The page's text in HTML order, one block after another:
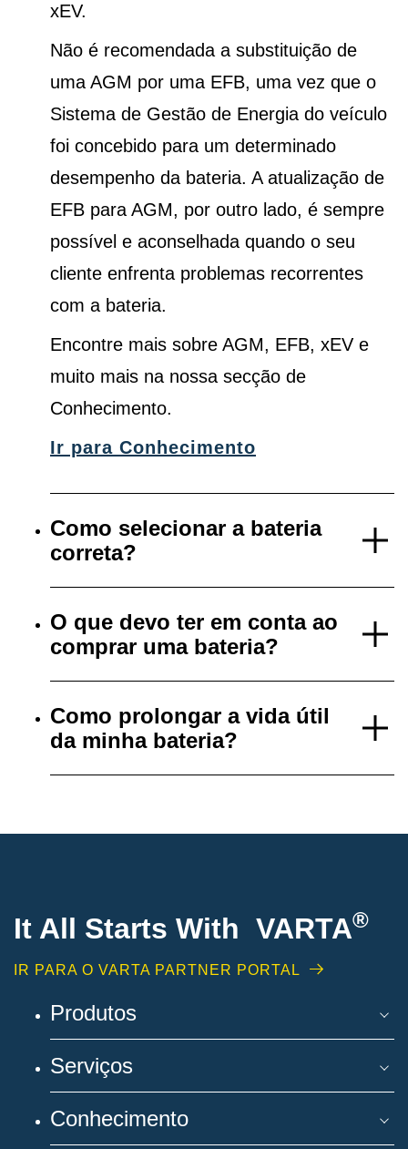
xEV.
Não é recomendada a substituição de
uma AGM por uma EFB, uma vez que o
Sistema de Gestão de Energia do veículo
foi concebido para um determinado
desempenho da bateria. A atualização de
EFB para AGM, por outro lado, é sempre
possível e aconselhada quando o seu
cliente enfrenta problemas recorrentes
com a bateria.
Encontre mais sobre AGM, EFB, xEV e
muito mais na nossa secção de
Conhecimento.
Ir para Conhecimento
Como selecionar a bateria
correta?
O que devo ter em conta ao
comprar uma bateria?
Como prolongar a vida útil
da minha bateria?
It All Starts With VARTA®
IR PARA O VARTA PARTNER PORTAL
Produtos
Serviços
Conhecimento